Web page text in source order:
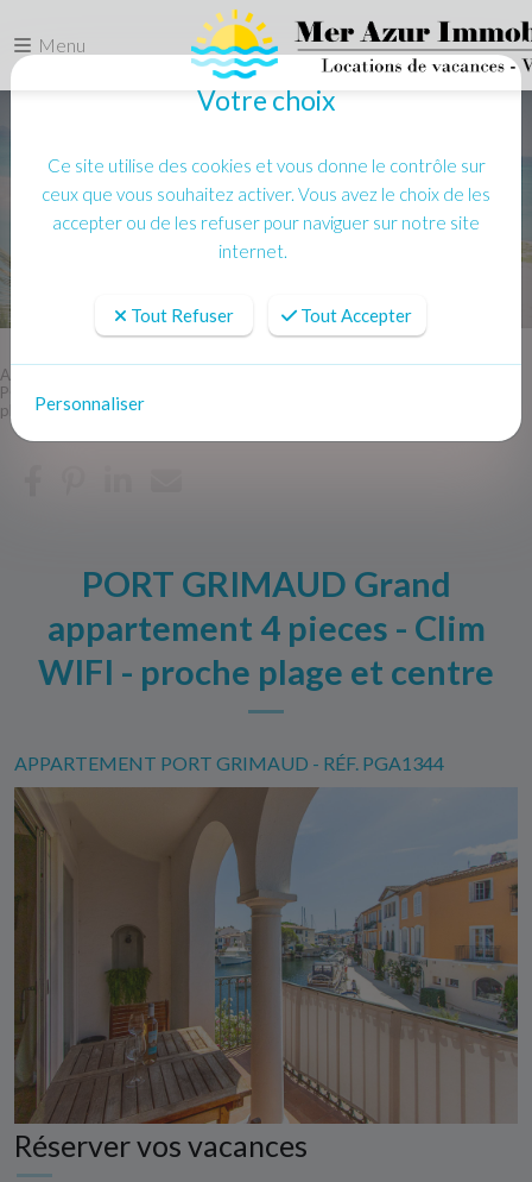
Menu
Accueil
PORT GRIMAUD Grand appartement 4 pieces - Clim WIFI - proche
plage et centre
PORT GRIMAUD Grand
appartement 4 pieces - Clim
WIFI - proche plage et centre
APPARTEMENT PORT GRIMAUD - RÉF. PGA1344
Réserver vos vacances
Votre choix
Ce site utilise des cookies et vous donne le contrôle sur
ceux que vous souhaitez activer. Vous avez le choix de les
accepter ou de les refuser pour naviguer sur notre site
internet.
Tout Refuser Tout Accepter
Personnaliser